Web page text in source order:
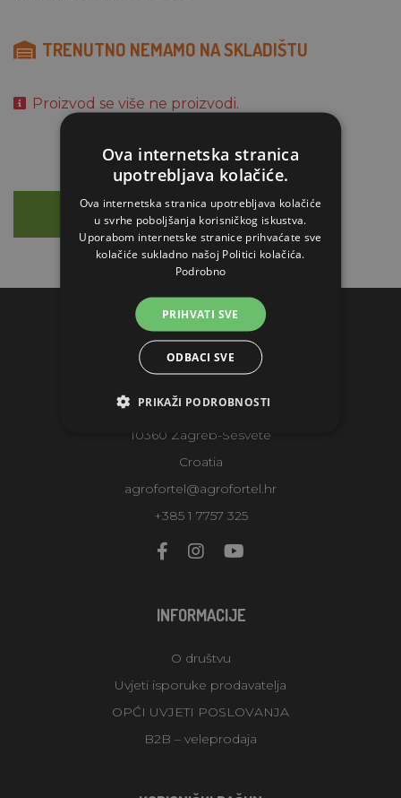
TRENUTNO NEMAMO NA SKLADIŠTU
Proizvod se više ne proizvodi.
OPIS SAVJETOVANJE
KONTAKTI
Slatinska 7
10360 Zagreb-Sesvete
Croatia
agrofortel@agrofortel.hr
+385 1 7757 325
INFORMACIJE
O društvu
Uvjeti isporuke prodavatelja
OPĆI UVJETI POSLOVANJA
B2B – veleprodaja
Ova internetska stranica
upotrebljava kolačiće.
Ova internetska stranica upotrebljava kolačiće
u svrhe poboljšanja korisničkog iskustva.
Uporabom internetske stranice prihvaćate sve
kolačiće sukladno našoj Politici kolačića.
Podrobno
PRIHVATI SVE
ODBACI SVE
PRIKAŽI PODROBNOSTI